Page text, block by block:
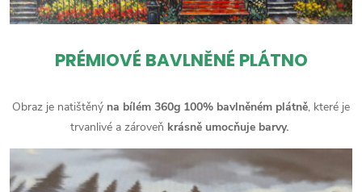
PRÉMIOVÉ BAVLNĚNÉ PLÁTNO
Obraz je natištěný na bílém 360g 100% bavlněném plátně, které je
trvanlivé a zároveň krásně umocňuje barvy.